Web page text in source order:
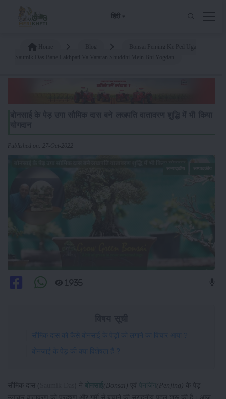
हिंदी
Published on: 27-Oct-2022
1935
सौमिक दास को कैसे बोनसाई के पेड़ों को लगाने का विचार आया ?
बोनजाई के पेड़ की क्या विशेषता है ?
सौमिक दास ( ) ने बोनसाई(Bonsai) पेनजिंग (Penjing) के पेड़